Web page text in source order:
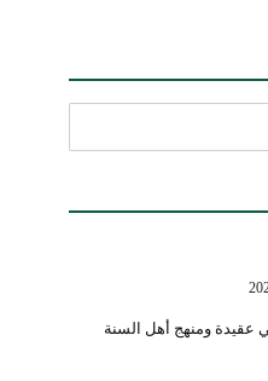
عقيدة ومنهج أهل السنة